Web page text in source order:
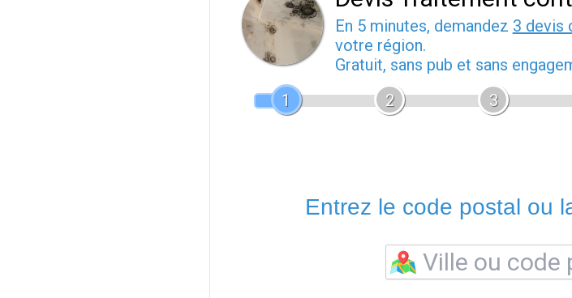
En 5 minutes, demandez 3 devis
votre région.
Gratuit, sans pub et sans
1
2 3
Entrez le code postal ou